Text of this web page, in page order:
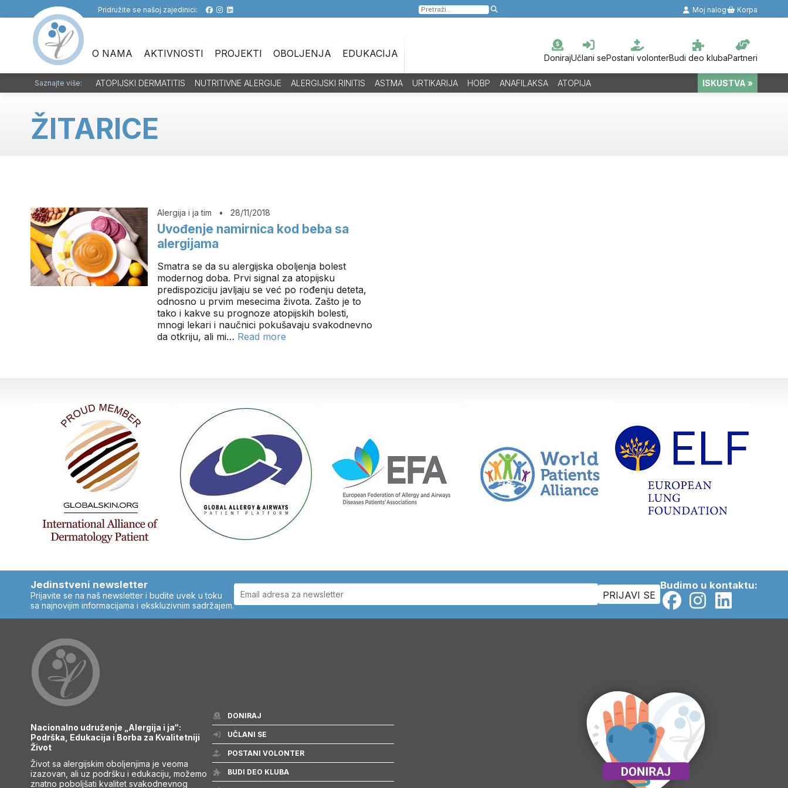
Pridružite se našoj zajedinici:
Pretraga
za:
Moj nalog Korpa
O NAMA AKTIVNOSTI PROJEKTI OBOLJENJA EDUKACIJA DonirajUčlani sePostani volonterBudi deo klubaPartneri
Saznajte više: ATOPIJSKI DERMATITIS NUTRITIVNE ALERGIJE ALERGIJSKI RINITIS ASTMA URTIKARIJA HOBP ANAFILAKSA ATOPIJA ISKUSTVA »
ŽITARICE
Alergija i ja tim • 28/11/2018
Uvođenje namirnica kod beba sa
alergijama
Smatra se da su alergijska oboljenja bolest
modernog doba. Prvi signal za atopijsku
predispoziciju javljaju se već po rođenju deteta,
odnosno u prvim mesecima života. Zašto je to
tako i kakve su prognoze atopijskih bolesti,
mnogi lekari i naučnici pokušavaju svakodnevno
da otkriju, ali mi… Read more
Jedinstveni newsletter
Prijavite se na naš newsletter i budite uvek u toku
sa najnovijim informacijama i ekskluzivnim sadržajem.
Budimo u kontaktu:
Nacionalno udruženje „Alergija i ja“:
Podrška, Edukacija i Borba za Kvalitetniji
Život
Život sa alergijskim oboljenjima je veoma
izazovan, ali uz podršku i edukaciju, možemo
znatno poboljšati kvalitet svakodnevnog
DONIRAJ
UČLANI SE
POSTANI VOLONTER
BUDI DEO KLUBA